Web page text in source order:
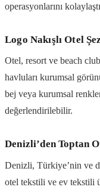
operasyonlarını
Logo Nakışlı Otel
Otel, resort ve beach
havluları kurumsal
bej veya kurumsal
değerlendirilebilir.
Denizli’den Toptan
Denizli, Türkiye’nin ve
otel tekstili ve ev tekstili